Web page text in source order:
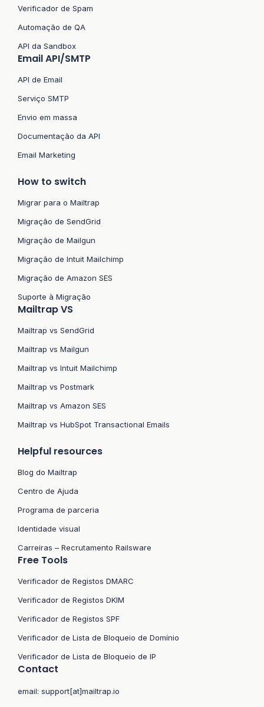
Verificador de Spam
Automação de QA
API da Sandbox
Email API/SMTP
API de Email
Serviço SMTP
Envio em massa
Documentação da API
Email Marketing
How to switch
Migrar para o Mailtrap
Migração de SendGrid
Migração de Mailgun
Migração de Intuit Mailchimp
Migração de Amazon SES
Suporte à Migração
Mailtrap VS
Mailtrap vs SendGrid
Mailtrap vs Mailgun
Mailtrap vs Intuit Mailchimp
Mailtrap vs Postmark
Mailtrap vs Amazon SES
Mailtrap vs HubSpot Transactional Emails
Helpful resources
Blog do Mailtrap
Centro de Ajuda
Programa de parceria
Identidade visual
Carreiras – Recrutamento Railsware
Free Tools
Verificador de Registos DMARC
Verificador de Registos DKIM
Verificador de Registos SPF
Verificador de Lista de Bloqueio de Domínio
Verificador de Lista de Bloqueio de IP
Contact
email: support[at]mailtrap.io